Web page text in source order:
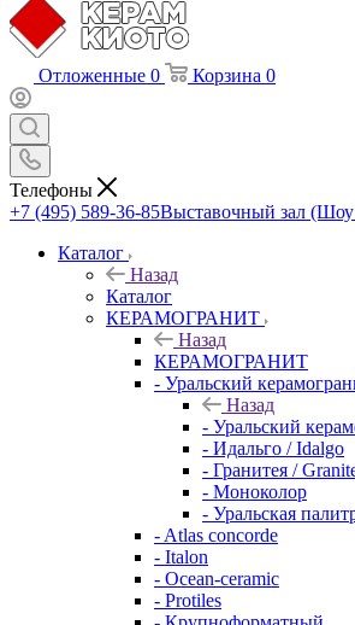
Отложенные 0 Корзина 0
Телефоны
+7 (495) 589-36-85Выставочный зал
Каталог
Назад
Каталог
КЕРАМОГРАНИТ
Назад
КЕРАМОГРАНИТ
- Уральский
Назад
- Уральский
- Идальго / Idalgo
- Гранитея /
- Моноколор
- Уральская
- Atlas concorde
- Italon
- Ocean-ceramic
- Protiles